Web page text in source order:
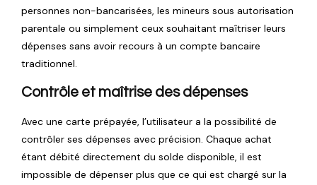
personnes non-bancarisées, les mineurs sous autorisation
parentale ou simplement ceux souhaitant maîtriser leurs
dépenses sans avoir recours à un compte bancaire
traditionnel.
Contrôle et maîtrise des dépenses
Avec une carte prépayée, l’utilisateur a la possibilité de
contrôler ses dépenses avec précision. Chaque achat
étant débité directement du solde disponible, il est
impossible de dépenser plus que ce qui est chargé sur la